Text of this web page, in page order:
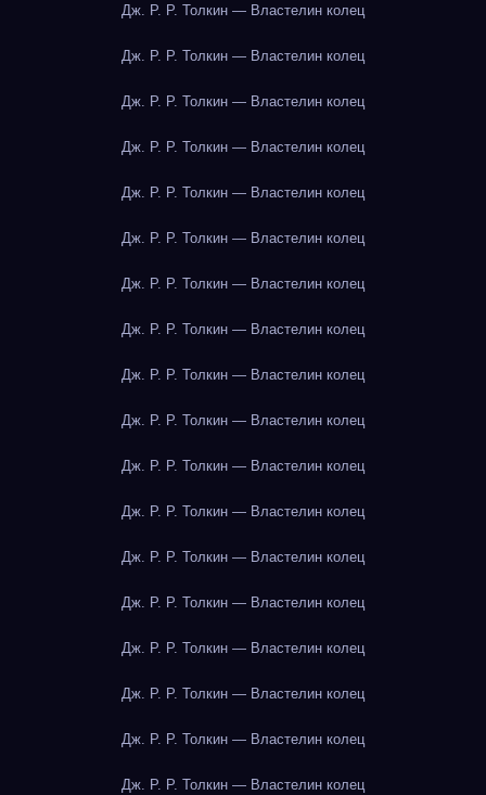
Дж. Р. Р. Толкин — Властелин колец
Дж. Р. Р. Толкин — Властелин колец
Дж. Р. Р. Толкин — Властелин колец
Дж. Р. Р. Толкин — Властелин колец
Дж. Р. Р. Толкин — Властелин колец
Дж. Р. Р. Толкин — Властелин колец
Дж. Р. Р. Толкин — Властелин колец
Дж. Р. Р. Толкин — Властелин колец
Дж. Р. Р. Толкин — Властелин колец
Дж. Р. Р. Толкин — Властелин колец
Дж. Р. Р. Толкин — Властелин колец
Дж. Р. Р. Толкин — Властелин колец
Дж. Р. Р. Толкин — Властелин колец
Дж. Р. Р. Толкин — Властелин колец
Дж. Р. Р. Толкин — Властелин колец
Дж. Р. Р. Толкин — Властелин колец
Дж. Р. Р. Толкин — Властелин колец
Дж. Р. Р. Толкин — Властелин колец